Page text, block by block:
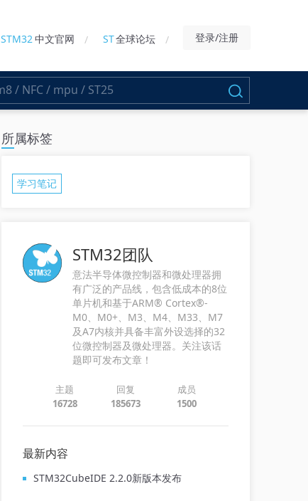
STM32中文官网 ST全球论坛 登录/注册
所属标签
学习笔记
STM32团队
意法半导体微控制器和微处理器拥
有广泛的产品线，包含低成本的8位
单片机和基于ARM® Cortex®-
M0、M0+、M3、M4、M33、M7
及A7内核并具备丰富外设选择的32
位微控制器及微处理器。关注该话
题即可发布文章！
主题
16728
回复
185673
成员
1500
最新内容
STM32CubeIDE 2.2.0新版本发布